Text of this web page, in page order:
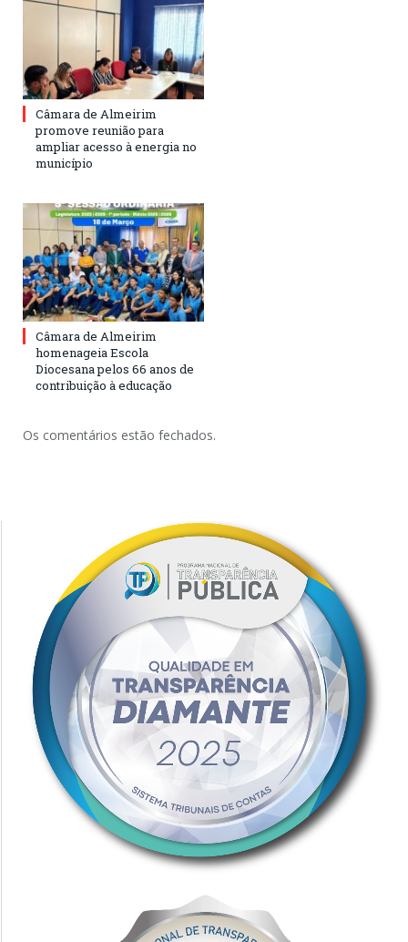
Câmara de Almeirim
promove reunião para
ampliar acesso à energia no
município
Câmara de Almeirim
homenageia Escola
Diocesana pelos 66 anos de
contribuição à educação
Os comentários estão fechados.